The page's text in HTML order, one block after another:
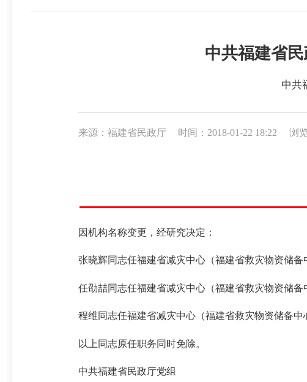
中共福建省
中共
来源：福建省民政厅 时间：2018-01-22 18:22 浏
因机构名称变更，经研究决定：
张晓辉同志任福建省减灾中心（福建省救灾物资储备
任劭喆同志任福建省减灾中心（福建省救灾物资储备
程维同志任福建省减灾中心（福建省救灾物资储备中
以上同志原任职务同时免除。
中共福建省民政厅党组